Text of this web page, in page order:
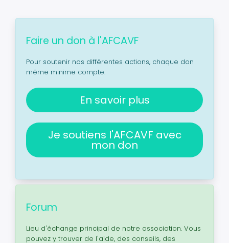
Faire un don à l'AFCAVF
Pour soutenir nos différentes actions, chaque don
même minime compte.
En savoir plus
Je soutiens l'AFCAVF avec
mon don
Forum
Lieu d'échange principal de notre association. Vous
pouvez y trouver de l'aide, des conseils, des